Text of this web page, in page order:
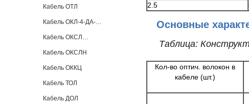
Кабель ОТЛ
Кабель ОКЛ-4-ДА-…
Кабель ОКСЛ…
Кабель ОКСЛН
Кабель ОККЦ
Кабель ТОЛ
Кабель ДОЛ
2.5
Основные
Таблица:
Кол-во оптич. волокон в
кабеле (шт.)